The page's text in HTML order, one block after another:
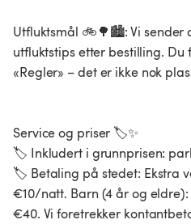
Utfluktsmål 🚲🌳🏙️: Vi sender
utfluktstips etter bestilling. Du
«Regler» – det er ikke nok
Service og priser 🏷️✨
🏷️ Inkludert i grunnprisen:
🏷️ Betaling på stedet: Ekstra
€10/natt. Barn (4 år og
€40. Vi foretrekker